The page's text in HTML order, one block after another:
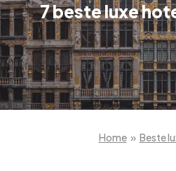
7 beste luxe
Home » Beste